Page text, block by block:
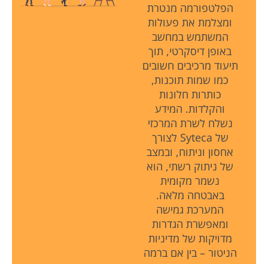
הפלטפורמה מנטרת
ומצלמת את פעולות
המשתמש במחשב
באופן דיסקרטי, תוך
תיעוד מרכיבים חשובים
כמו שמות תוכנות,
כותרות חלונות
והקלדות. המידע
נשלח לשרת המרכזי
של Syteca לצורך
אחסון וניתוח, ובמצב
של ניתוק רשתי, הוא
נשמר מקומית
באבטחה מלאה.
המערכת גמישה
ומאפשרת הגדרות
מדויקות של מדיניות
הניטור – בין אם ברמה